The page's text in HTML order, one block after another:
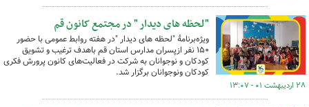
"لحظه های دیدار " در مجتمع کانون قم
ویژه‌برنامهٔ "لحظه های دیدار "در هفته روابط عمومی با حضور
۱۵۰ نفر ازپسران مدارس استان قم باهدف ترغیب و تشویق
کودکان و نوجوانان به شرکت در فعالیت‌های کانون پرورش فکری
کودکان ونوجوانان برگزار شد.
۲۸ اردیبهشت ۰۱ - ۱۳:۰۷